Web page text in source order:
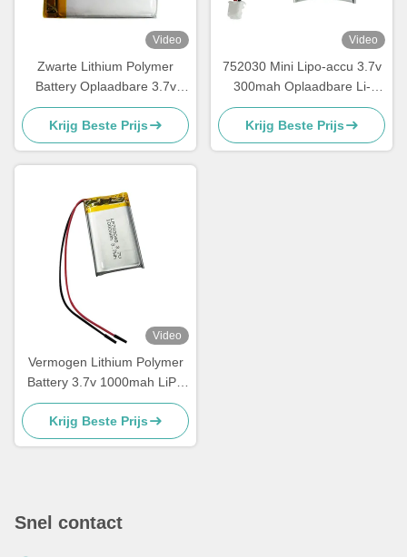
Video
Zwarte Lithium Polymer
Battery Oplaadbare 3.7v
1100mah Lipo Battery Pack
Krijg Beste Prijs
Video
752030 Mini Lipo-accu 3.7v
300mah Oplaadbare Li-
polymer accu
Krijg Beste Prijs
Video
Vermogen Lithium Polymer
Battery 3.7v 1000mah LiPo
Battery 703048
Krijg Beste Prijs
Snel contact